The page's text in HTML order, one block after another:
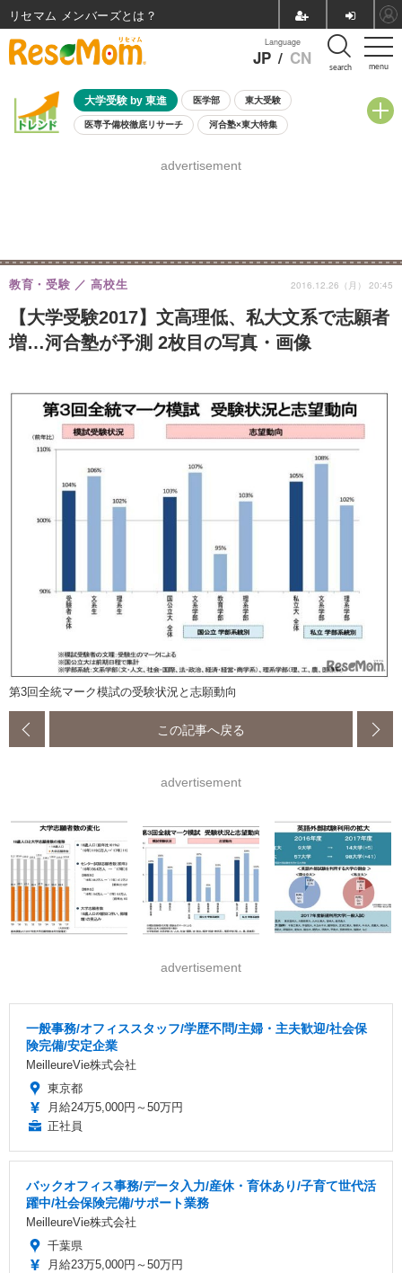
menu
Language
JP / CN search
大学受験 by 東進 医学部 東大受験
医専予備校徹底リサーチ 河合塾×東大特集
8月開催学校説明会・相談会
advertisement
【大学受験2017】文高理低、私大文系で志願者
増…河合塾が予測 2枚目の写真・画像
教育・受験 高校生 2016.12.26（月） 20:45
第3回全統マーク模試の受験状況と志願動向
この記事へ戻る
advertisement
advertisement
一般事務/オフィススタッフ/学歴不問/主婦・主夫歓迎/社会保
険完備/安定企業
MeilleureVie株式会社
東京都
月給24万5,000円～50万円
正社員
バックオフィス事務/データ入力/産休・育休あり/子育て世代活
躍中/社会保険完備/サポート業務
MeilleureVie株式会社
千葉県
月給23万5,000円～50万円
リセマム メンバーズ